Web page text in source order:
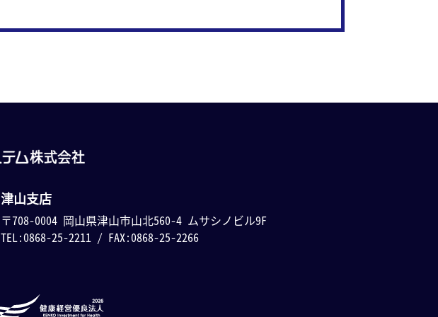
津山支店
〒708-0004 岡山県津山市山北560-4 ムサシノビル9F
TEL:0868-25-2211 / FAX:0868-25-2266